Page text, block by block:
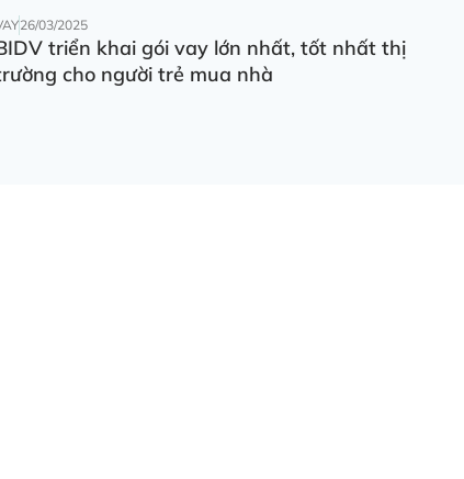
26/03/2025
triển khai gói vay lớn nhất, tốt nhất thị
cho người trẻ mua nhà